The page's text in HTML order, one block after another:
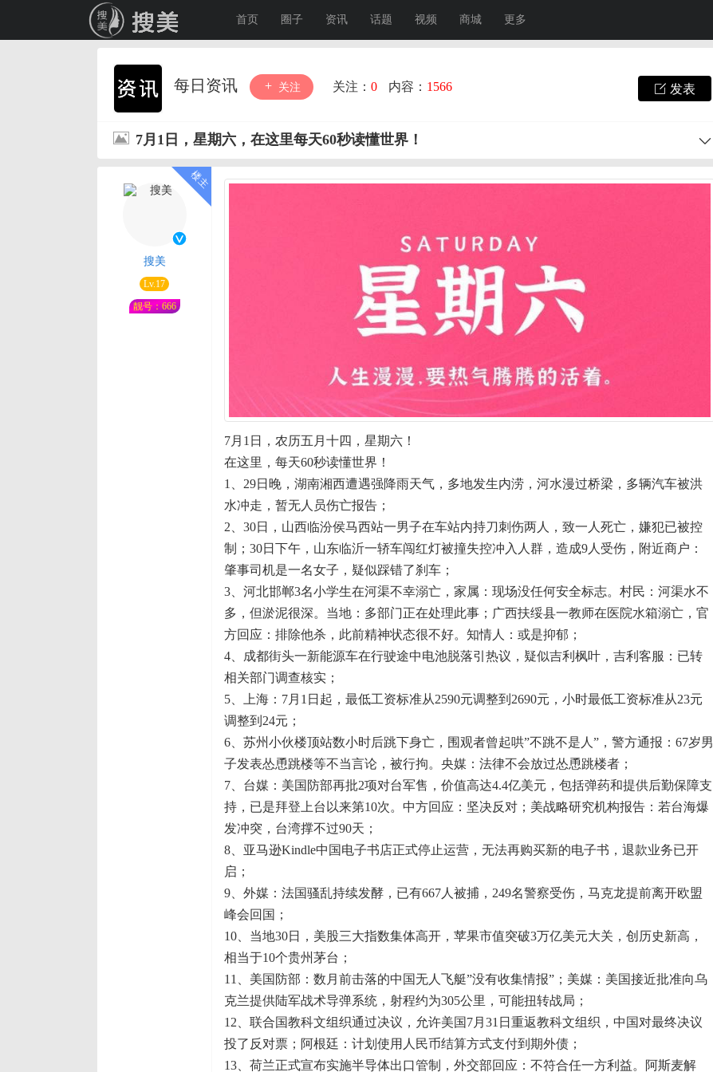
首页 圈子 资讯 话题 视频 商城 更多
每日资讯 关注 关注： 0 内容： 1566 发表
7月1日，星期六，在这里每天60秒读懂世界！
搜美
Lv.17
靓号：666
7月1日，农历五月十四，星期六！
在这里，每天60秒读懂世界！
1、29日晚，湖南湘西遭遇强降雨天气，多地发生内涝，河水漫过桥梁，多辆汽车被洪
水冲走，暂无人员伤亡报告；
2、30日，山西临汾侯马西站一男子在车站内持刀刺伤两人，致一人死亡，嫌犯已被控
制；30日下午，山东临沂一轿车闯红灯被撞失控冲入人群，造成9人受伤，附近商户：
肇事司机是一名女子，疑似踩错了刹车；
3、河北邯郸3名小学生在河渠不幸溺亡，家属：现场没任何安全标志。村民：河渠水不
多，但淤泥很深。当地：多部门正在处理此事；广西扶绥县一教师在医院水箱溺亡，官
方回应：排除他杀，此前精神状态很不好。知情人：或是抑郁；
4、成都街头一新能源车在行驶途中电池脱落引热议，疑似吉利枫叶，吉利客服：已转
相关部门调查核实；
5、上海：7月1日起，最低工资标准从2590元调整到2690元，小时最低工资标准从23元
调整到24元；
6、苏州小伙楼顶站数小时后跳下身亡，围观者曾起哄”不跳不是人”，警方通报：67岁男
子发表怂恿跳楼等不当言论，被行拘。央媒：法律不会放过怂恿跳楼者；
7、台媒：美国防部再批2项对台军售，价值高达4.4亿美元，包括弹药和提供后勤保障支
持，已是拜登上台以来第10次。中方回应：坚决反对；美战略研究机构报告：若台海爆
发冲突，台湾撑不过90天；
8、亚马逊Kindle中国电子书店正式停止运营，无法再购买新的电子书，退款业务已开
启；
9、外媒：法国骚乱持续发酵，已有667人被捕，249名警察受伤，马克龙提前离开欧盟
峰会回国；
10、当地30日，美股三大指数集体高开，苹果市值突破3万亿美元大关，创历史新高，
相当于10个贵州茅台；
11、美国防部：数月前击落的中国无人飞艇”没有收集情报”；美媒：美国接近批准向乌
克兰提供陆军战术导弹系统，射程约为305公里，可能扭转战局；
12、联合国教科文组织通过决议，允许美国7月31日重返教科文组织，中国对最终决议
投了反对票；阿根廷：计划使用人民币结算方式支付到期外债；
13、荷兰正式宣布实施半导体出口管制，外交部回应：不符合任一方利益。阿斯麦解